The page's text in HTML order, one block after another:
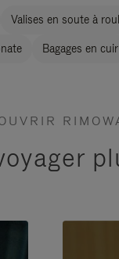
Valises en soute à
Bagages en cuir